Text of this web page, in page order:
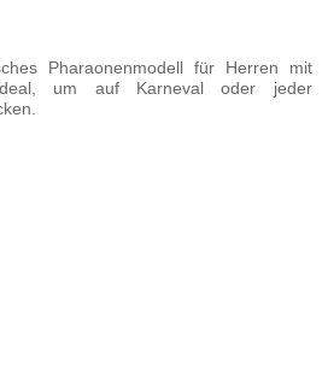
Pharaonenmodell für Herren mit
um auf Karneval oder jeder